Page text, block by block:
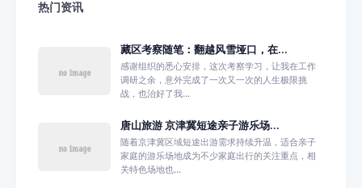
热门资讯
藏区考察随笔：翻越风雪垭口，在...
感谢组织的悉心安排，这次考察学习，让我在工作
调研之余，意外完成了一次又一次的人生极限挑
战，也治好了我...
唐山旅游 京津冀短途亲子游乐场...
随着京津冀区域短途出游需求持续升温，适合亲子
家庭的游乐场地成为不少家庭出行的关注重点，相
关特色场地也...